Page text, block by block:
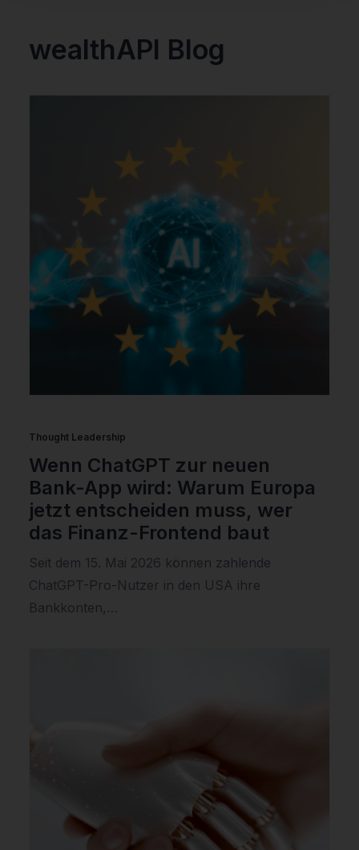
wealthAPI Blog
Thought Leadership
Wenn ChatGPT zur neuen
Bank-App wird: Warum Europa
jetzt entscheiden muss, wer
das Finanz-Frontend baut
Seit dem 15. Mai 2026 können zahlende
ChatGPT-Pro-Nutzer in den USA ihre
Bankkonten,…